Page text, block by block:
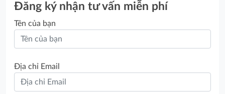
Đăng ký nhận tư vấn miễn phí
Tên của bạn
Địa chỉ Email